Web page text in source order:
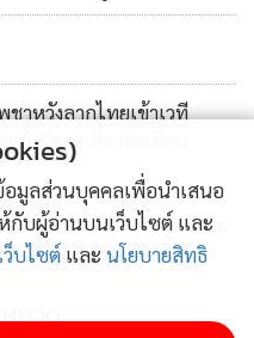
าหวังลากไทยเข้าเวที
ง2ชาติเกี่ยวอาเซียน
ยพยายามเปิดประตูฉุกเฉิน
วไว้ได้ทัน(ชมคลิป)
มวด
อมูลส่วนบุคคลเพื่อนำเสนอ
บผู้อ่านบนเว็บไซต์ และ
ว็บไซต์ และ นโยบายสิทธิ